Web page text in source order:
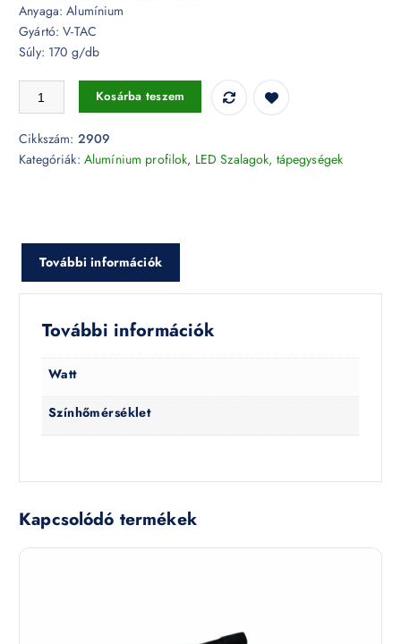
Anyaga: Alumínium
Gyártó: V-TAC
Súly: 170 g/db
Hajlítható alumínium profil LED szalaghoz 2 méter tejfehér
Kosárba teszem
Cikkszám: 2909
Kategóriák: Alumínium profilok, LED Szalagok, tápegységek
További információk
További információk
Watt
Színhőmérséklet
Kapcsolódó termékek